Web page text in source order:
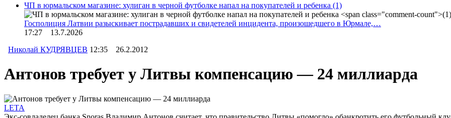
ЧП в юрмальском магазине: хулиган в черной футболке напал на покупателей и ребенка (1)
Госполиция Латвии разыскивает пострадавших и свидетелей инцидента, произошедшего в Юрмале,…
17:27 13.7.2026
Николай КУДРЯВЦЕВ 12:35 26.2.2012
Антонов требует у Литвы компенсацию — 24 миллиарда
LETA